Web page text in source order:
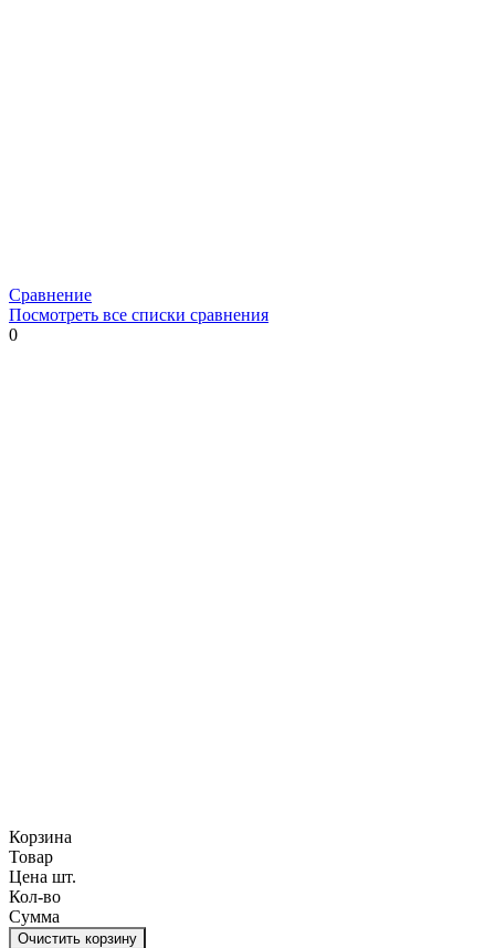
Сравнение
Посмотреть все списки сравнения
0
Корзина
Товар
Цена шт.
Кол-во
Сумма
Очистить корзину